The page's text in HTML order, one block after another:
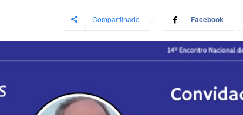
Compartilhado Facebook